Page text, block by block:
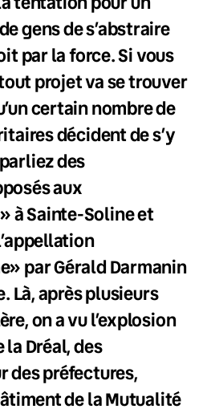
gens de s’abstraire
par la force. Si vous
projet va se trouver
certain nombre de
décident de s’y
des
aux
à Sainte-Soline et
par Gérald Darmanin
Là, après plusieurs
on a vu l’explosion
la Dréal, des
des préfectures,
de la Mutualité